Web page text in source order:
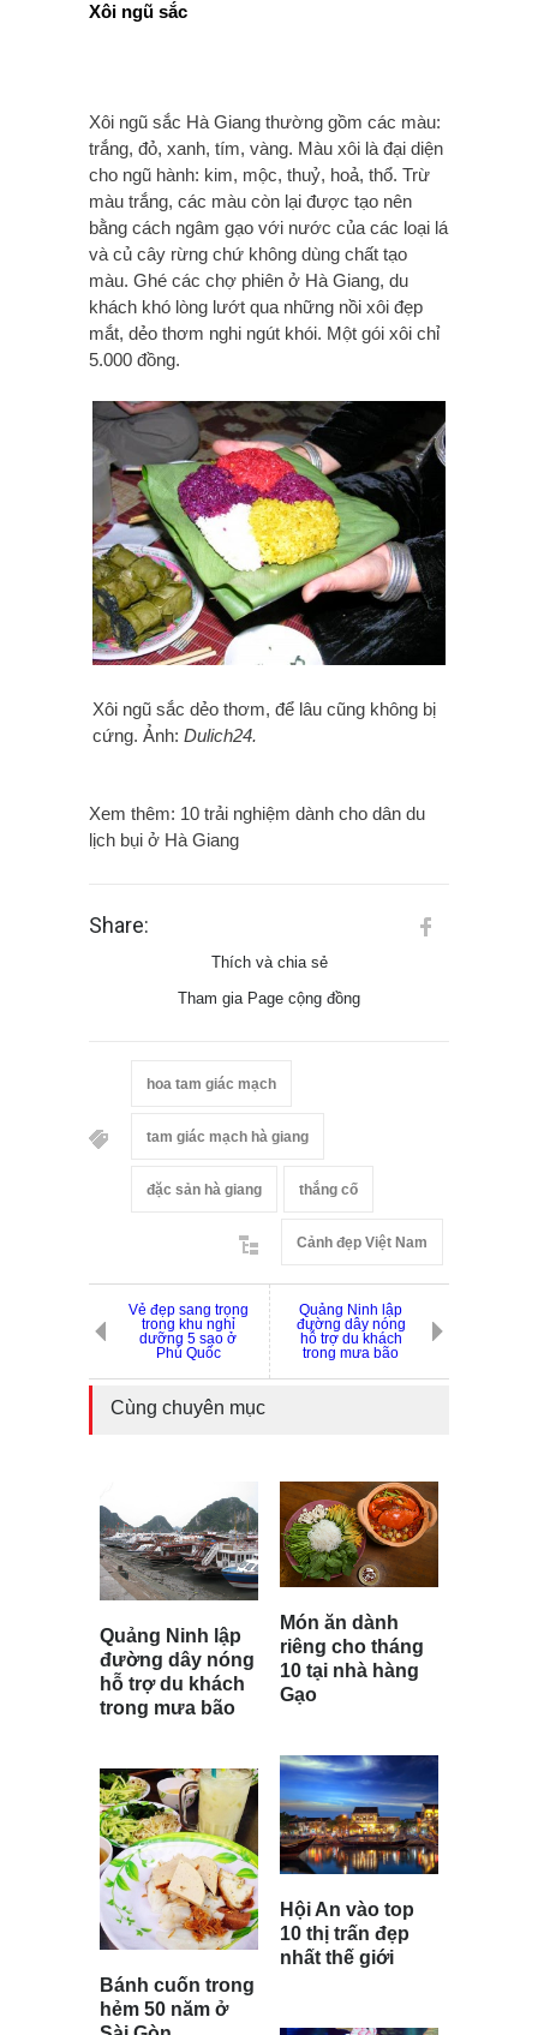
Xôi ngũ sắc
Xôi ngũ sắc Hà Giang thường gồm các màu:
trắng, đỏ, xanh, tím, vàng. Màu xôi là đại diện
cho ngũ hành: kim, mộc, thuỷ, hoả, thổ. Trừ
màu trắng, các màu còn lại được tạo nên
bằng cách ngâm gạo với nước của các loại lá
và củ cây rừng chứ không dùng chất tạo
màu. Ghé các chợ phiên ở Hà Giang, du
khách khó lòng lướt qua những nồi xôi đẹp
mắt, dẻo thơm nghi ngút khói. Một gói xôi chỉ
5.000 đồng.
Xôi ngũ sắc dẻo thơm, để lâu cũng không bị
cứng. Ảnh: Dulich24.
Xem thêm: 10 trải nghiệm dành cho dân du
lịch bụi ở Hà Giang
Share:
Thích và chia sẻ
Tham gia Page cộng đồng
hoa tam giác mạch
tam giác mạch hà giang
đặc sản hà giang thắng cố
Cảnh đẹp Việt Nam
Vẻ đẹp sang trọng
trong khu nghỉ
dưỡng 5 sao ở
Phú Quốc
Quảng Ninh lập
đường dây nóng
hỗ trợ du khách
trong mưa bão
Cùng chuyên mục
Quảng Ninh lập
đường dây nóng
hỗ trợ du khách
trong mưa bão
Bánh cuốn trong
hẻm 50 năm ở
Món ăn dành
riêng cho tháng
10 tại nhà hàng
Gạo
Hội An vào top
10 thị trấn đẹp
nhất thế giới